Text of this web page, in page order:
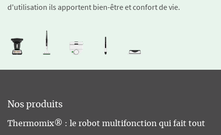
d'utilisation ils apportent bien-être et confort de vie.
Nos produits
Thermomix® : le robot multifonction qui fait tout